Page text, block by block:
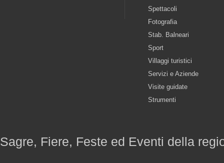
Spettacoli
Fotografia
Stab. Balneari
Sport
Villaggi turistici
Servizi e Aziende
Visite guidate
Strumenti
Sagre, Fiere, Feste ed Eventi della